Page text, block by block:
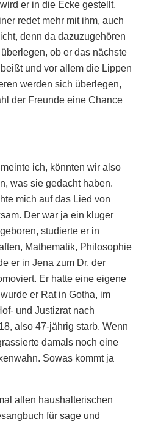
er in die Ecke gestellt,
redet mehr mit ihm, auch
denn da dazuzugehören
ob er das nächste
und vor allem die Lippen
werden sich überlegen,
der Freunde eine Chance
ich, könnten wir also
was sie gedacht haben.
mich auf das Lied von
Der war ja ein kluger
studierte er in
Mathematik, Philosophie
er in Jena zum Dr. der
Er hatte eine eigene
er Rat in Gotha, im
und Justizrat nach
also 47-jährig starb. Wenn
damals noch eine
Sowas kommt ja
allen haushalterischen
für sage und